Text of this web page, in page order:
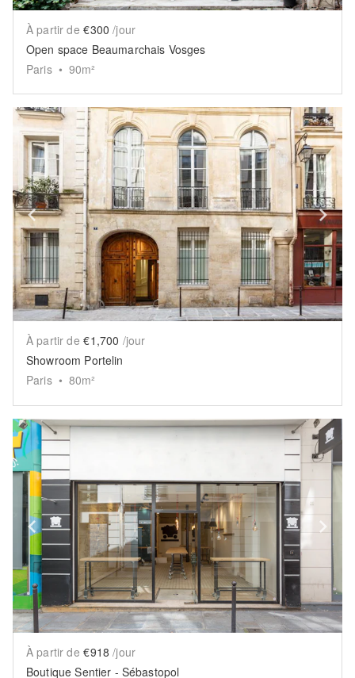
À partir de €300 /jour
Open space Beaumarchais Vosges
Paris • 90m²
Show previous slide
À partir de €1,700 /jour
Showroom Portelin
Paris • 80m²
Show previous slide
À partir de €918 /jour
Boutique Sentier - Sébastopol